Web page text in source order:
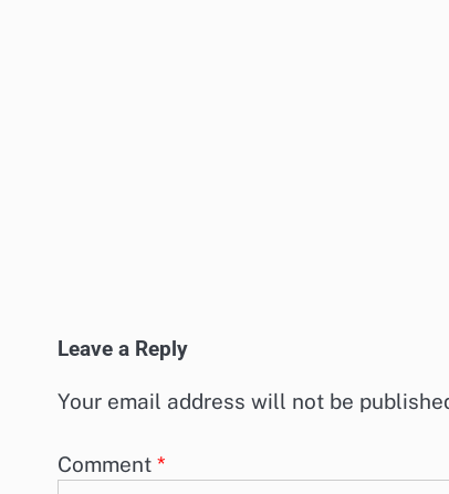
Leave a Reply
Your email address will not be
Comment *